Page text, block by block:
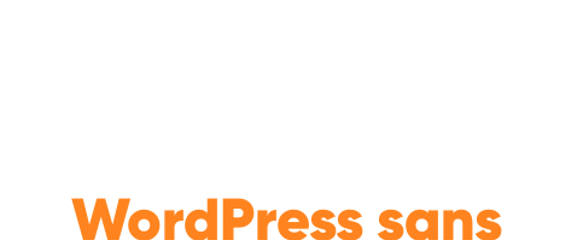
WordPress sans